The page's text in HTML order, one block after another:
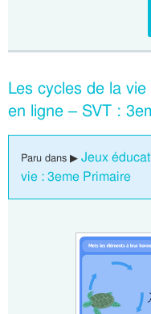
Les cycles de la
en ligne – SVT :
Paru dans ▶ Jeux
vie : 3eme Primaire